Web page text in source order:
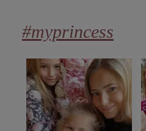
#myprincess